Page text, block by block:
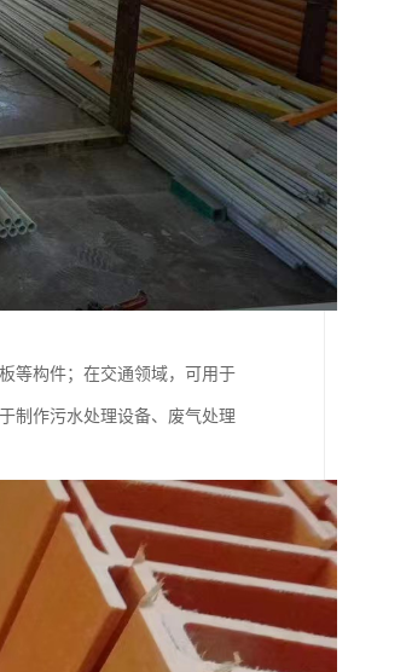
等构件；在交通领域，可用于
制作污水处理设备、废气处理